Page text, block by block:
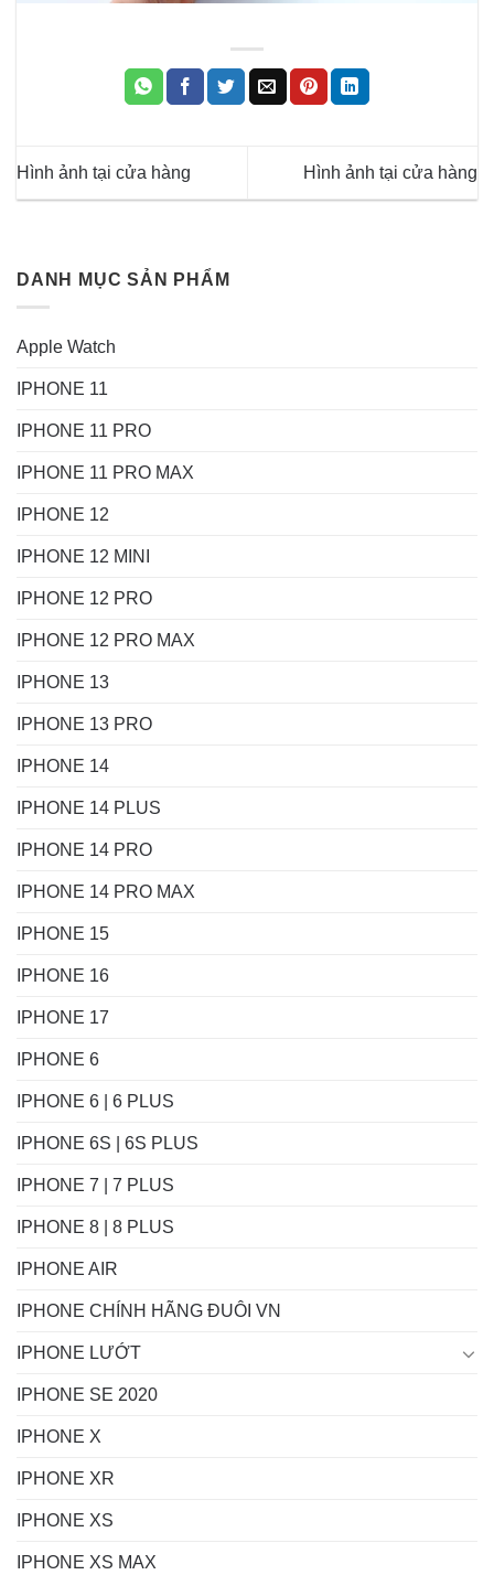
Hình ảnh tại cửa hàng Hình ảnh tại cửa hàng
DANH MỤC SẢN PHẨM
Apple Watch
IPHONE 11
IPHONE 11 PRO
IPHONE 11 PRO MAX
IPHONE 12
IPHONE 12 MINI
IPHONE 12 PRO
IPHONE 12 PRO MAX
IPHONE 13
IPHONE 13 PRO
IPHONE 14
IPHONE 14 PLUS
IPHONE 14 PRO
IPHONE 14 PRO MAX
IPHONE 15
IPHONE 16
IPHONE 17
IPHONE 6
IPHONE 6 | 6 PLUS
IPHONE 6S | 6S PLUS
IPHONE 7 | 7 PLUS
IPHONE 8 | 8 PLUS
IPHONE AIR
IPHONE CHÍNH HÃNG ĐUÔI VN
IPHONE LƯỚT
IPHONE SE 2020
IPHONE X
IPHONE XR
IPHONE XS
IPHONE XS MAX